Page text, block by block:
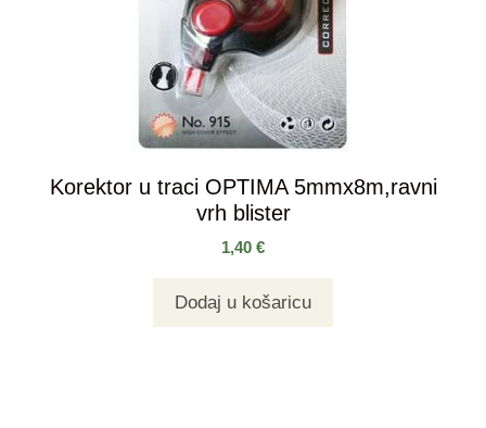
Korektor u traci OPTIMA 5mmx8m,ravni
vrh blister
1,40 €
Dodaj u košaricu